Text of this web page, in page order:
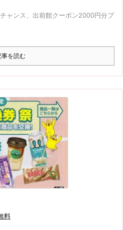
ャンス、出前館クーポン2000円分プ
事を読む
料